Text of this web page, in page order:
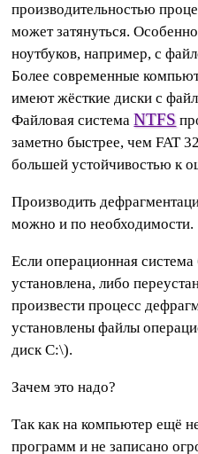
производительностью
может затянуться.
ноутбуков, например, с
Более современные
имеют жёсткие диски с
Файловая системаNTFS
заметно быстрее, чем FAT
большей устойчивостью к
Производить
можно и по необходимости.
Если операционная система
установлена, либо
произвести процесс
установлены файлы
диск C:\).
Зачем это надо?
Так как на компьютер ещё
программ и не записано